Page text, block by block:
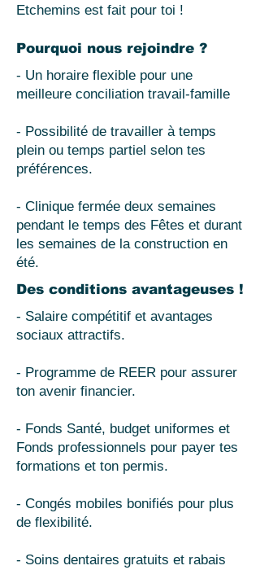
Etchemins est fait pour toi !
Pourquoi nous rejoindre ?
- Un horaire flexible pour une
meilleure conciliation travail-famille
- Possibilité de travailler à temps
plein ou temps partiel selon tes
préférences.
- Clinique fermée deux semaines
pendant le temps des Fêtes et durant
les semaines de la construction en
été.
Des conditions avantageuses !
- Salaire compétitif et avantages
sociaux attractifs.
- Programme de REER pour assurer
ton avenir financier.
- Fonds Santé, budget uniformes et
Fonds professionnels pour payer tes
formations et ton permis.
- Congés mobiles bonifiés pour plus
de flexibilité.
- Soins dentaires gratuits et rabais